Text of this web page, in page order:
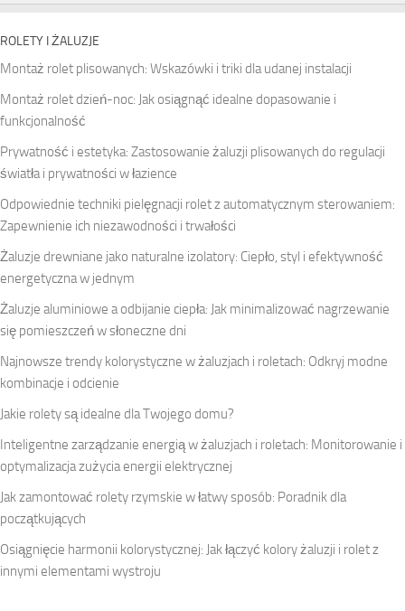
ROLETY I ŻALUZJE
Montaż rolet plisowanych: Wskazówki i triki dla udanej instalacji
Montaż rolet dzień-noc: Jak osiągnąć idealne dopasowanie i
funkcjonalność
Prywatność i estetyka: Zastosowanie żaluzji plisowanych do regulacji
światła i prywatności w łazience
Odpowiednie techniki pielęgnacji rolet z automatycznym sterowaniem:
Zapewnienie ich niezawodności i trwałości
Żaluzje drewniane jako naturalne izolatory: Ciepło, styl i efektywność
energetyczna w jednym
Żaluzje aluminiowe a odbijanie ciepła: Jak minimalizować nagrzewanie
się pomieszczeń w słoneczne dni
Najnowsze trendy kolorystyczne w żaluzjach i roletach: Odkryj modne
kombinacje i odcienie
Jakie rolety są idealne dla Twojego domu?
Inteligentne zarządzanie energią w żaluzjach i roletach: Monitorowanie i
optymalizacja zużycia energii elektrycznej
Jak zamontować rolety rzymskie w łatwy sposób: Poradnik dla
początkujących
Osiągnięcie harmonii kolorystycznej: Jak łączyć kolory żaluzji i rolet z
innymi elementami wystroju